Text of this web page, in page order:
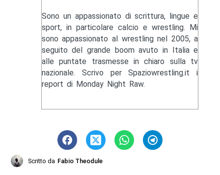
Sono un appassionato di scrittura, lingue e
sport, in particolare calcio e wrestling. Mi
sono appassionato al wrestling nel 2005, a
seguito del grande boom avuto in Italia e
alle puntate trasmesse in chiaro sulla tv
nazionale. Scrivo per Spaziowrestling.it i
report di Monday Night Raw.
Scritto da Fabio Theodule